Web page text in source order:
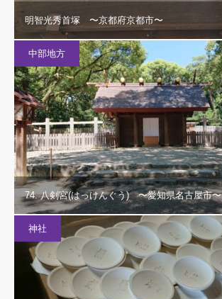
明智光秀首塚 〜京都府京都市〜
中部地方
74. 八剣宮(はっけんぐう) 〜愛知県名古屋市〜
神社